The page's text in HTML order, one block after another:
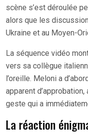
scène s’est déroulée
alors que les
Ukraine et au Moyen-
La séquence vidéo
vers sa collègue
l’oreille. Meloni a
apparent
geste qui a
La réaction